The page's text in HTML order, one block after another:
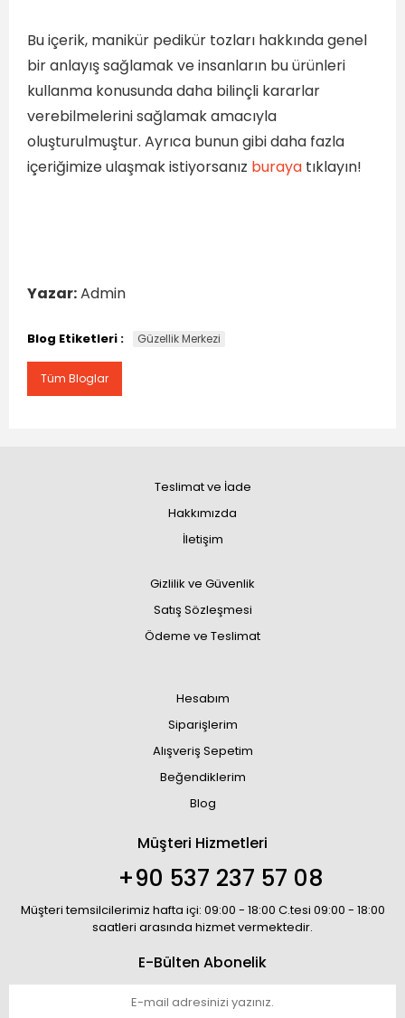
Bu içerik, manikür pedikür tozları hakkında genel
bir anlayış sağlamak ve insanların bu ürünleri
kullanma konusunda daha bilinçli kararlar
verebilmelerini sağlamak amacıyla
oluşturulmuştur. Ayrıca bunun gibi daha fazla
içeriğimize ulaşmak istiyorsanız buraya tıklayın!
Yazar:Admin
Blog Etiketleri : Güzellik Merkezi
Tüm Bloglar
Teslimat ve İade
Hakkımızda
İletişim
Gizlilik ve Güvenlik
Satış Sözleşmesi
Ödeme ve Teslimat
Hesabım
Siparişlerim
Alışveriş Sepetim
Beğendiklerim
Blog
Müşteri Hizmetleri
+90 537 237 57 08
Müşteri temsilcilerimiz hafta içi: 09:00 - 18:00 C.tesi 09:00 - 18:00
saatleri arasında hizmet vermektedir.
E-Bülten Abonelik